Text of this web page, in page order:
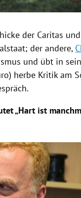
der Caritas
; der andere,
und übt in
herbe Kritik am
.
„Hart ist